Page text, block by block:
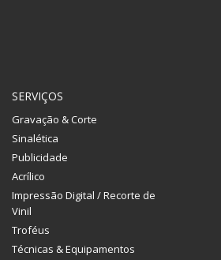
SERVIÇOS
Gravação & Corte
Sinalética
Publicidade
Acrílico
Impressão Digital / Recorte de
Vinil
Troféus
Técnicas & Equipamentos